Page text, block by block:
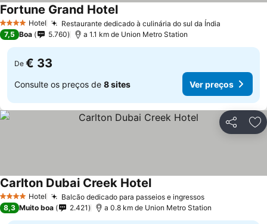
4 EstrelasHotel Restaurante dedicado à culinária do sul da Índia
Fortune Grand Hotel
7,5 Boa 5.760 a 1.1 km de Union Metro Station
De € 33
Consulte os preços de 8 sites Ver preços
Partilhar
4 EstrelasHotel Balcão dedicado para passeios e ingressos
Carlton Dubai Creek Hotel
8,3 Muito boa 2.421 a 0.8 km de Union Metro Station